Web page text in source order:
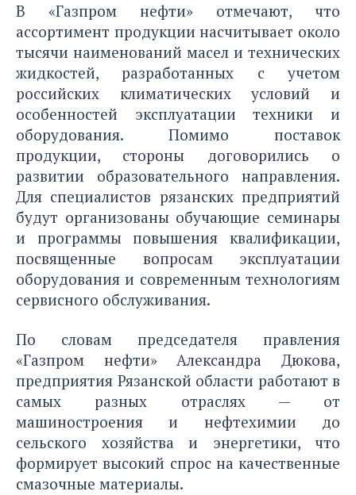
В «Газпром нефти» отмечают, что
ассортимент продукции насчитывает около
тысячи наименований масел и технических
жидкостей, разработанных с учетом
российских климатических условий и
особенностей эксплуатации техники и
оборудования. Помимо поставок
продукции, стороны договорились о
развитии образовательного направления.
Для специалистов рязанских предприятий
будут организованы обучающие семинары
и программы повышения квалификации,
посвященные вопросам эксплуатации
оборудования и современным технологиям
сервисного обслуживания.
По словам председателя правления
«Газпром нефти» Александра Дюкова,
предприятия Рязанской области работают в
самых разных отраслях — от
машиностроения и нефтехимии до
сельского хозяйства и энергетики, что
формирует высокий спрос на качественные
смазочные материалы.